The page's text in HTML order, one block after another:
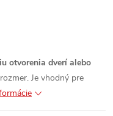
otvorenia dverí alebo
Je vhodný pre